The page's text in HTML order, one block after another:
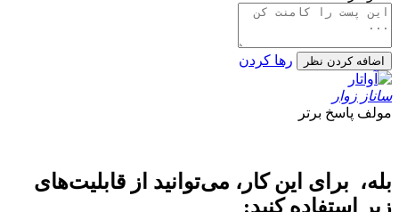
اضافه کردن نظر رها کردن
ساناز زوار
مولف پاسخ برتر
بله، برای این کار، می‌توانید از قابلیت‌های
زیر استفاده کنید: